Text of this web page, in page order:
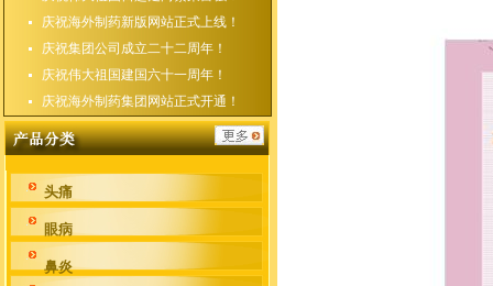
庆祝海外制药新版网站正式上线！
庆祝集团公司成立二十二周年！
庆祝伟大祖国建国六十一周年！
庆祝海外制药集团网站正式开通！
头痛
眼病
鼻炎